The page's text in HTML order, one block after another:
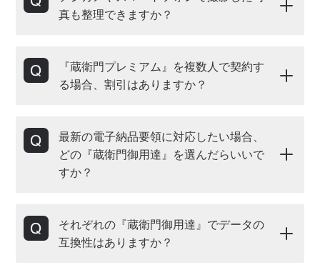
真も整理できますか？
『蔵衛門プレミアム』を複数人で契約す
る場合、割引はありますか？
最新の電子納品要領に対応したい場合、
どの『蔵衛門御用達』を選んだらいいで
すか？
それぞれの『蔵衛門御用達』でデータの
互換性はありますか？